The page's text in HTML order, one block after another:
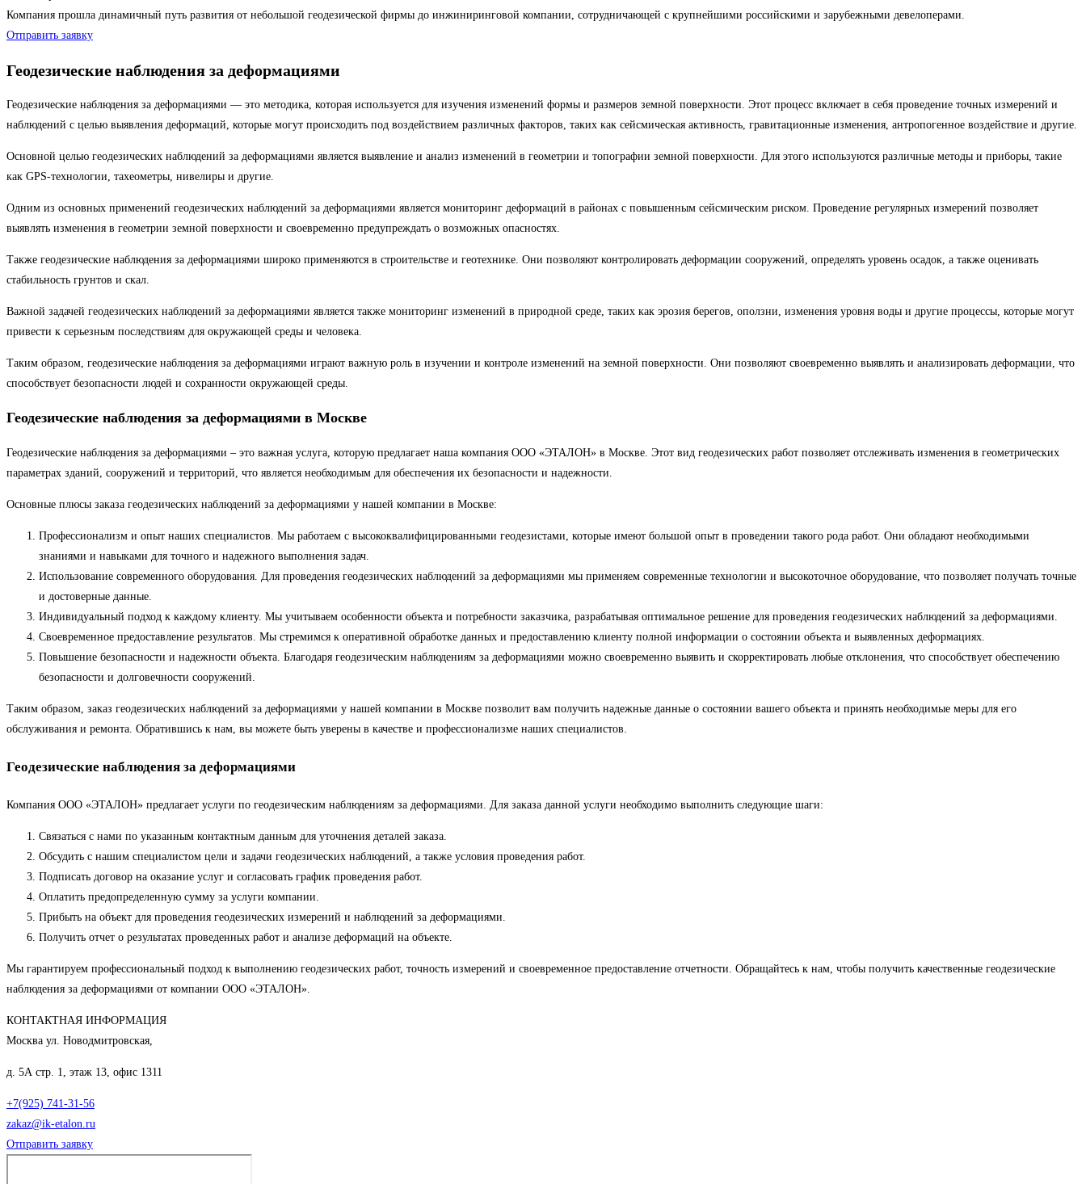
Компания прошла динамичный путь развития от небольшой геодезической фирмы до инжиниринговой компании, сотрудничающей с крупнейшими российскими и зарубежными девелоперами.
Отправить заявку
Геодезические наблюдения за деформациями
Геодезические наблюдения за деформациями — это методика, которая используется для изучения изменений формы и размеров земной поверхности. Этот процесс включает в себя проведение точных измерений и
наблюдений с целью выявления деформаций, которые могут происходить под воздействием различных факторов, таких как сейсмическая активность, гравитационные изменения, антропогенное воздействие и другие.
Основной целью геодезических наблюдений за деформациями является выявление и анализ изменений в геометрии и топографии земной поверхности. Для этого используются различные методы и приборы, такие
как GPS-технологии, тахеометры, нивелиры и другие.
Одним из основных применений геодезических наблюдений за деформациями является мониторинг деформаций в районах с повышенным сейсмическим риском. Проведение регулярных измерений позволяет
выявлять изменения в геометрии земной поверхности и своевременно предупреждать о возможных опасностях.
Также геодезические наблюдения за деформациями широко применяются в строительстве и геотехнике. Они позволяют контролировать деформации сооружений, определять уровень осадок, а также оценивать
стабильность грунтов и скал.
Важной задачей геодезических наблюдений за деформациями является также мониторинг изменений в природной среде, таких как эрозия берегов, оползни, изменения уровня воды и другие процессы, которые могут
привести к серьезным последствиям для окружающей среды и человека.
Таким образом, геодезические наблюдения за деформациями играют важную роль в изучении и контроле изменений на земной поверхности. Они позволяют своевременно выявлять и анализировать деформации, что
способствует безопасности людей и сохранности окружающей среды.
Геодезические наблюдения за деформациями в Москве
Геодезические наблюдения за деформациями – это важная услуга, которую предлагает наша компания ООО «ЭТАЛОН» в Москве. Этот вид геодезических работ позволяет отслеживать изменения в геометрических
параметрах зданий, сооружений и территорий, что является необходимым для обеспечения их безопасности и надежности.
Основные плюсы заказа геодезических наблюдений за деформациями у нашей компании в Москве:
Профессионализм и опыт наших специалистов. Мы работаем с высококвалифицированными геодезистами, которые имеют большой опыт в проведении такого рода работ. Они обладают необходимыми
знаниями и навыками для точного и надежного выполнения задач.
Использование современного оборудования. Для проведения геодезических наблюдений за деформациями мы применяем современные технологии и высокоточное оборудование, что позволяет получать точные
и достоверные данные.
Индивидуальный подход к каждому клиенту. Мы учитываем особенности объекта и потребности заказчика, разрабатывая оптимальное решение для проведения геодезических наблюдений за деформациями.
Своевременное предоставление результатов. Мы стремимся к оперативной обработке данных и предоставлению клиенту полной информации о состоянии объекта и выявленных деформациях.
Повышение безопасности и надежности объекта. Благодаря геодезическим наблюдениям за деформациями можно своевременно выявить и скорректировать любые отклонения, что способствует обеспечению
безопасности и долговечности сооружений.
Таким образом, заказ геодезических наблюдений за деформациями у нашей компании в Москве позволит вам получить надежные данные о состоянии вашего объекта и принять необходимые меры для его
обслуживания и ремонта. Обратившись к нам, вы можете быть уверены в качестве и профессионализме наших специалистов.
Геодезические наблюдения за деформациями
Компания ООО «ЭТАЛОН» предлагает услуги по геодезическим наблюдениям за деформациями. Для заказа данной услуги необходимо выполнить следующие шаги:
Связаться с нами по указанным контактным данным для уточнения деталей заказа.
Обсудить с нашим специалистом цели и задачи геодезических наблюдений, а также условия проведения работ.
Подписать договор на оказание услуг и согласовать график проведения работ.
Оплатить предопределенную сумму за услуги компании.
Прибыть на объект для проведения геодезических измерений и наблюдений за деформациями.
Получить отчет о результатах проведенных работ и анализе деформаций на объекте.
Мы гарантируем профессиональный подход к выполнению геодезических работ, точность измерений и своевременное предоставление отчетности. Обращайтесь к нам, чтобы получить качественные геодезические
наблюдения за деформациями от компании ООО «ЭТАЛОН».
КОНТАКТНАЯ ИНФОРМАЦИЯ
Москва ул. Новодмитровская,
д. 5А стр. 1, этаж 13, офис 1311
+7(925) 741-31-56
zakaz@ik-etalon.ru
Отправить заявку